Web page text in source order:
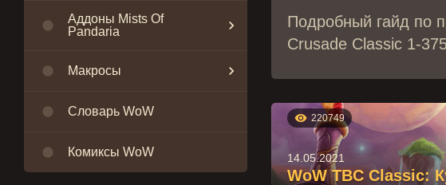

Аддоны Mists Of
Pandaria

 Макросы 
 Словарь WoW
 Комиксы WoW
Подробный гайд по
Crusade Classic 1-
 220749
14.05.2021
WoW TBC Classic: